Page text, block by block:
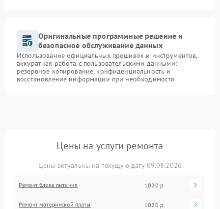
Оригинальные программные решение и
безопасное обслуживание данных
Использование официальных прошивок и инструментов,
аккуратная работа с пользовательскими данными:
резервное копирование, конфиденциальность и
восстановление информации при необходимости
Цены на услуги ремонта
Цены актуальны на текущую дату 09.08.2026
Ремонт блока питания 1020 р
Ремонт материнской платы 1020 р